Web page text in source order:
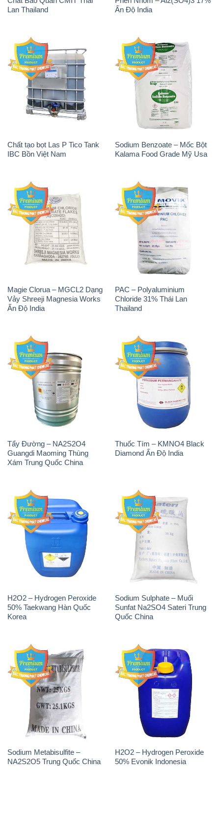
Lan Thailand
Ấn Độ India
Chất tạo bọt Las P Tico Tank
IBC Bồn Việt Nam
Sodium Benzoate – Mốc Bột
Kalama Food Grade Mỹ Usa
Magie Clorua – MGCL2 Dạng
Vảy Shreeji Magnesia Works
Ấn Độ India
PAC – Polyaluminium
Chloride 31% Thái Lan
Thailand
Tẩy Đường – NA2S2O4
Guangdi Maoming Thùng
Xám Trung Quốc China
Thuốc Tím – KMNO4 Black
Diamond Ấn Độ India
H2O2 – Hydrogen Peroxide
50% Taekwang Hàn Quốc
Korea
Sodium Sulphate – Muối
Sunfat Na2SO4 Sateri Trung
Quốc China
Sodium Metabisulfite –
NA2S2O5 Trung Quốc China
H2O2 – Hydrogen Peroxide
50% Evonik Indonesia